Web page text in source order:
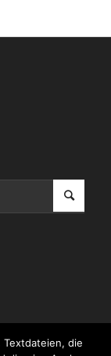
Textdateien, die